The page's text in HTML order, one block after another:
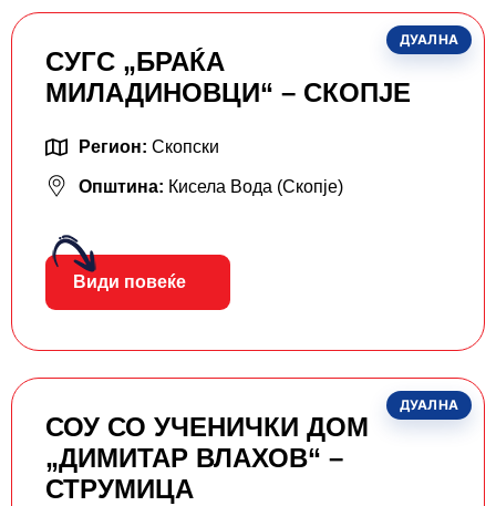
ДУАЛНА
СУГС „БРАЌА
МИЛАДИНОВЦИ“ – СКОПЈЕ
Регион: Скопски
Општина: Кисела Вода (Скопје)
Види повеќе
ДУАЛНА
СОУ СО УЧЕНИЧКИ ДОМ
„ДИМИТАР ВЛАХОВ“ –
СТРУМИЦА